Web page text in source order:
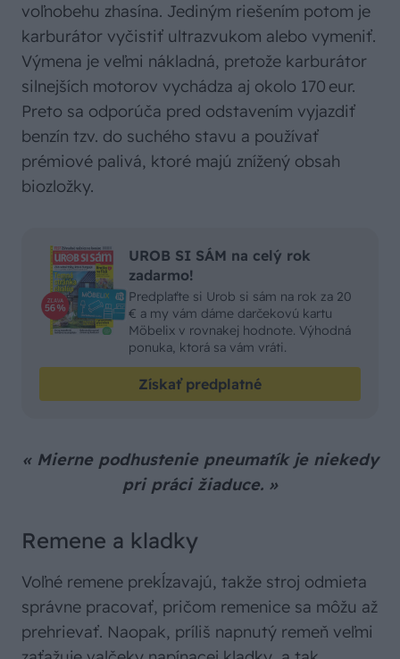
voľnobehu zhasína. Jediným riešením potom je
karburátor vyčistiť ultrazvukom alebo vymeniť.
Výmena je veľmi nákladná, pretože karburátor
silnejších motorov vychádza aj okolo 170 eur.
Preto sa odporúča pred odstavením vyjazdiť
benzín tzv. do suchého stavu a používať
prémiové palivá, ktoré majú znížený obsah
biozložky.
UROB SI SÁM na celý rok
zadarmo!
Predplaťte si Urob si sám na rok za 20
€ a my vám dáme darčekovú kartu
Möbelix v rovnakej hodnote. Výhodná
ponuka, ktorá sa vám vráti.
Získať predplatné
« Mierne podhustenie pneumatík je niekedy
pri práci žiaduce. »
Remene a kladky
Voľné remene prekĺzavajú, takže stroj odmieta
správne pracovať, pričom remenice sa môžu až
prehrievať. Naopak, príliš napnutý remeň veľmi